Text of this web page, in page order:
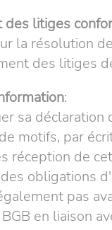
litiges
la résolution
des litiges
:
sa déclaration
motifs, par
réception de
obligations
pas
en liaison